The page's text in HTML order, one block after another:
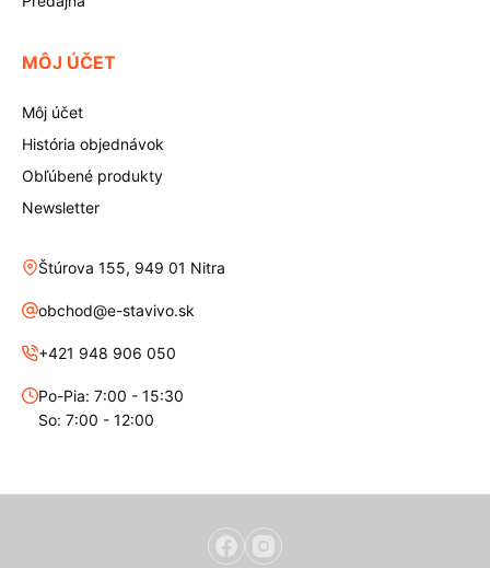
MÔJ ÚČET
Môj účet
História objednávok
Obľúbené produkty
Newsletter
Štúrova 155, 949 01 Nitra
obchod@e-stavivo.sk
+421 948 906 050
Po-Pia: 7:00 - 15:30
So: 7:00 - 12:00